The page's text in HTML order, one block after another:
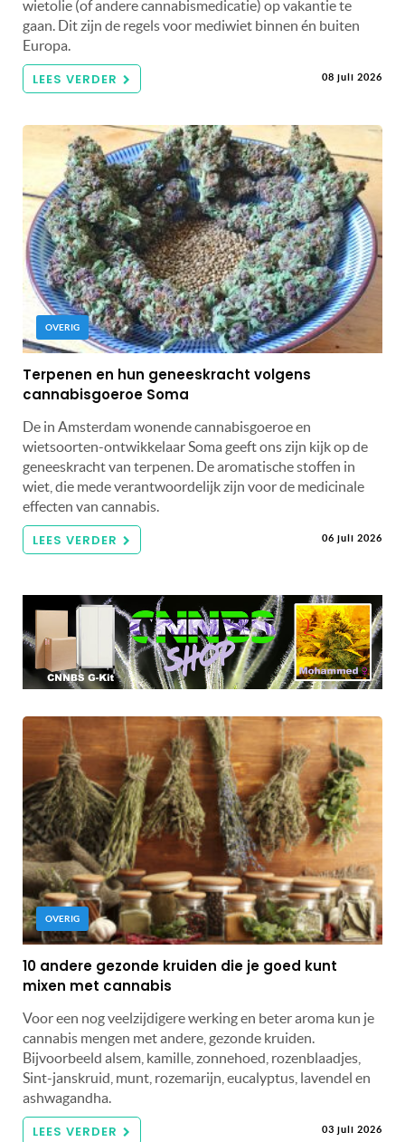
wietolie (of andere cannabismedicatie) op vakantie te
gaan. Dit zijn de regels voor mediwiet binnen én buiten
Europa.
LEES VERDER 08 juli 2026
OVERIG
Terpenen en hun geneeskracht volgens
cannabisgoeroe Soma
De in Amsterdam wonende cannabisgoeroe en
wietsoorten-ontwikkelaar Soma geeft ons zijn kijk op de
geneeskracht van terpenen. De aromatische stoffen in
wiet, die mede verantwoordelijk zijn voor de medicinale
effecten van cannabis.
LEES VERDER 06 juli 2026
OVERIG
10 andere gezonde kruiden die je goed kunt
mixen met cannabis
Voor een nog veelzijdigere werking en beter aroma kun je
cannabis mengen met andere, gezonde kruiden.
Bijvoorbeeld alsem, kamille, zonnehoed, rozenblaadjes,
Sint-janskruid, munt, rozemarijn, eucalyptus, lavendel en
ashwagandha.
LEES VERDER 03 juli 2026